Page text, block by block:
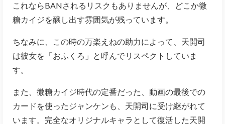
これならBANされるリスクもありませんが、どこか微
糖カイジを醸し出す雰囲気が残っています。
ちなみに、この時の万楽えねの助力によって、天開司
は彼女を「おふくろ」と呼んでリスペクトしていま
す。
また、微糖カイジ時代の定番だった、動画の最後での
カードを使ったジャンケンも、天開司に受け継がれて
います。完全なオリジナルキャラとして復活した天開